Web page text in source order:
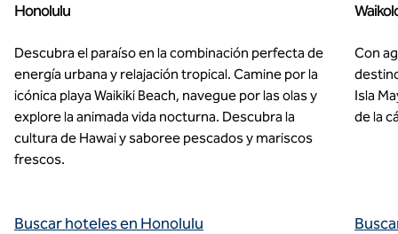
Honolulu
Descubra el paraíso en la combinación perfecta de
energía urbana y relajación tropical. Camine por la
icónica playa Waikiki Beach, navegue por las olas y
explore la animada vida nocturna. Descubra la
cultura de Hawai y saboree pescados y mariscos
frescos.
Buscar hoteles en Honolulu
Con
Isla
de la